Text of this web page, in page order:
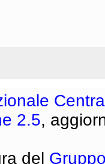
2.5,
del